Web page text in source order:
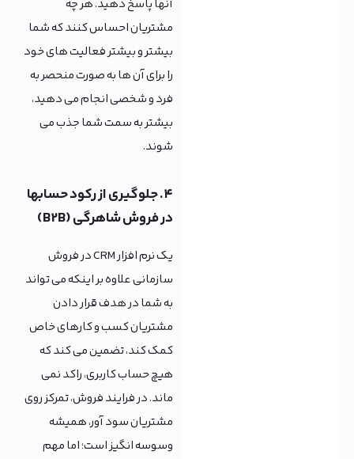
آنها پاسخ دهید. هر چه
مشتریان احساس کنند که شما
بیشتر و بیشتر فعالیت های خود
را برای آن ها به صورت منحصر به
فرد و شخصی انجام می دهید،
بیشتر به سمت شما جذب می
شوند.
۴. جلوگیری از رکود حسابها
در فروش شاهرگی (B2B)
یک نرم افزار CRM در فروش
سازمانی علاوه بر اینکه می تواند
به شما در هدف قرار دادن
مشتریان کسب و کارهای خاص
کمک کند، تضمین می کند که
هیچ حساب کاربری، راکد نمی
ماند. در فرایند فروش، تمرکز روی
مشتریان سود آور، همیشه
وسوسه انگیز است؛ اما مهم